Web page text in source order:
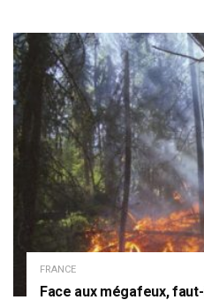
FRANCE
Face aux mégafeux,